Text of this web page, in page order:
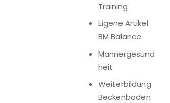
Training
Eigene Artikel
BM Balance
Männergesund
heit
Weiterbildung
Beckenboden